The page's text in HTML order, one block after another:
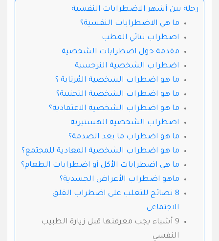
رحلة بين أشهر الاضطرابات النفسية
ما هي الاضطرابات النفسية؟
اضطراب ثنائي القطب
مقدمة حول اضطرابات الشخصية
اضطراب الشخصية النرجسية
ما هو اضطراب الشخصية المُرتابة ؟
ما هو اضطراب الشخصية التجنبية؟
ما هو اضطراب الشخصية الاعتمادية؟
اضطراب الشخصية الهستيرية
ما هو اضطراب ما بعد الصدمة؟
ما هو اضطراب الشخصية المعادية للمجتمع؟
ما هي اضطرابات الأكل أو اضطرابات الطعام؟
ماهو اضطراب الأعراض الجسدية؟
8 نصائح للتغلب على اضطراب القلق
الاجتماعي
9 أشياء يجب معرفتها قبل زيارة الطبيب
النفسي